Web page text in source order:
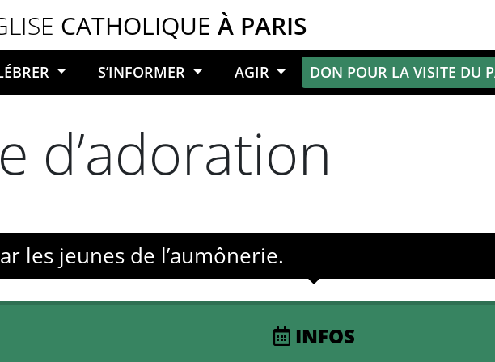
CATHOLIQUE À PARIS
S’INFORMER AGIR DON POUR LA VISITE DU
d’adoration
les jeunes de l’aumônerie.
INFOS